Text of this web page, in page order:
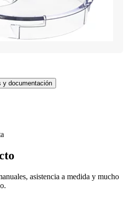
y documentación
asistencia a medida y mucho